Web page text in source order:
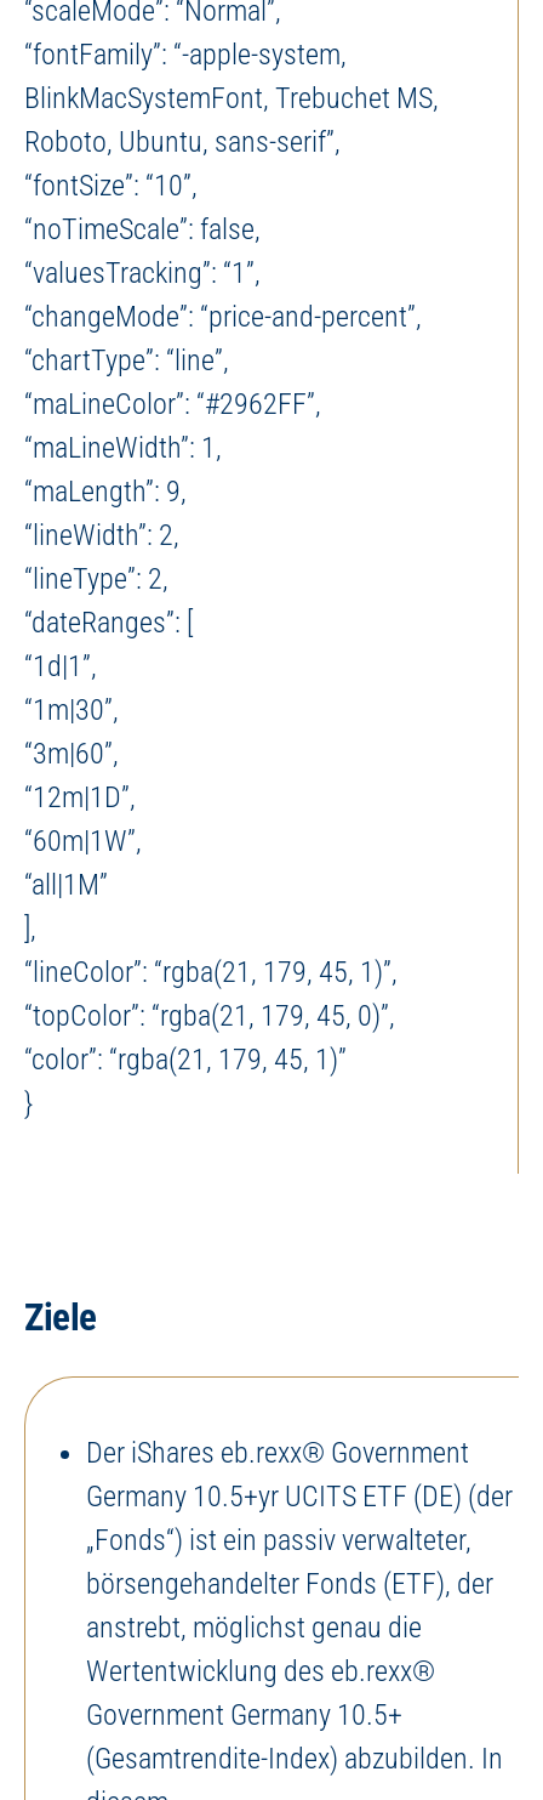
“scaleMode”: “Normal”,
“fontFamily”: “-apple-system,
BlinkMacSystemFont, Trebuchet MS,
Roboto, Ubuntu, sans-serif”,
“fontSize”: “10”,
“noTimeScale”: false,
“valuesTracking”: “1”,
“changeMode”: “price-and-percent”,
“chartType”: “line”,
“maLineColor”: “#2962FF”,
“maLineWidth”: 1,
“maLength”: 9,
“lineWidth”: 2,
“lineType”: 2,
“dateRanges”: [
“1d|1”,
“1m|30”,
“3m|60”,
“12m|1D”,
“60m|1W”,
“all|1M”
],
“lineColor”: “rgba(21, 179, 45, 1)”,
“topColor”: “rgba(21, 179, 45, 0)”,
“color”: “rgba(21, 179, 45, 1)”
}
Ziele
Der iShares eb.rexx® Government
Germany 10.5+yr UCITS ETF (DE) (der
„Fonds“) ist ein passiv verwalteter,
börsengehandelter Fonds (ETF), der
anstrebt, möglichst genau die
Wertentwicklung des eb.rexx®
Government Germany 10.5+
(Gesamtrendite-Index) abzubilden. In